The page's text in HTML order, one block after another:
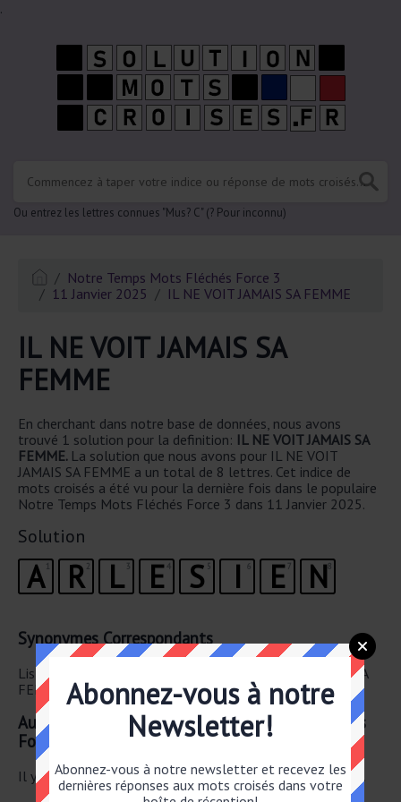
.
Ou entrez les lettres connues "Mus? C" (? Pour inconnu)
Notre Temps Mots Fléchés Force 3
11 Janvier 2025
IL NE VOIT JAMAIS SA FEMME
IL NE VOIT JAMAIS SA
FEMME
En cherchant dans notre base de données, nous avons
trouvé 1 solution pour la definition: IL NE VOIT JAMAIS SA
FEMME. La solution que nous avons pour IL NE VOIT
JAMAIS SA FEMME a un total de 8 lettres. Cet indice de
mots croisés a été vu pour la dernière fois dans le populaire
Notre Temps Mots Fléchés Force 3 dans 11 Janvier 2025.
Solution
1
A 2
R 3
L 4
E 5
S 6
I 7
E 8
N
Synonymes Correspondants
Liste des synonymes possibles pour IL NE VOIT JAMAIS SA
FEMME.
Autre 11 Janvier 2025 Notre Temps Mots Fléchés
Force 3
Il y a un total de 30 mots croisés pour le 11 Janvier 2025.
Abonnez-vous à notre
Newsletter!
Abonnez-vous à notre newsletter et recevez les
dernières réponses aux mots croisés dans votre